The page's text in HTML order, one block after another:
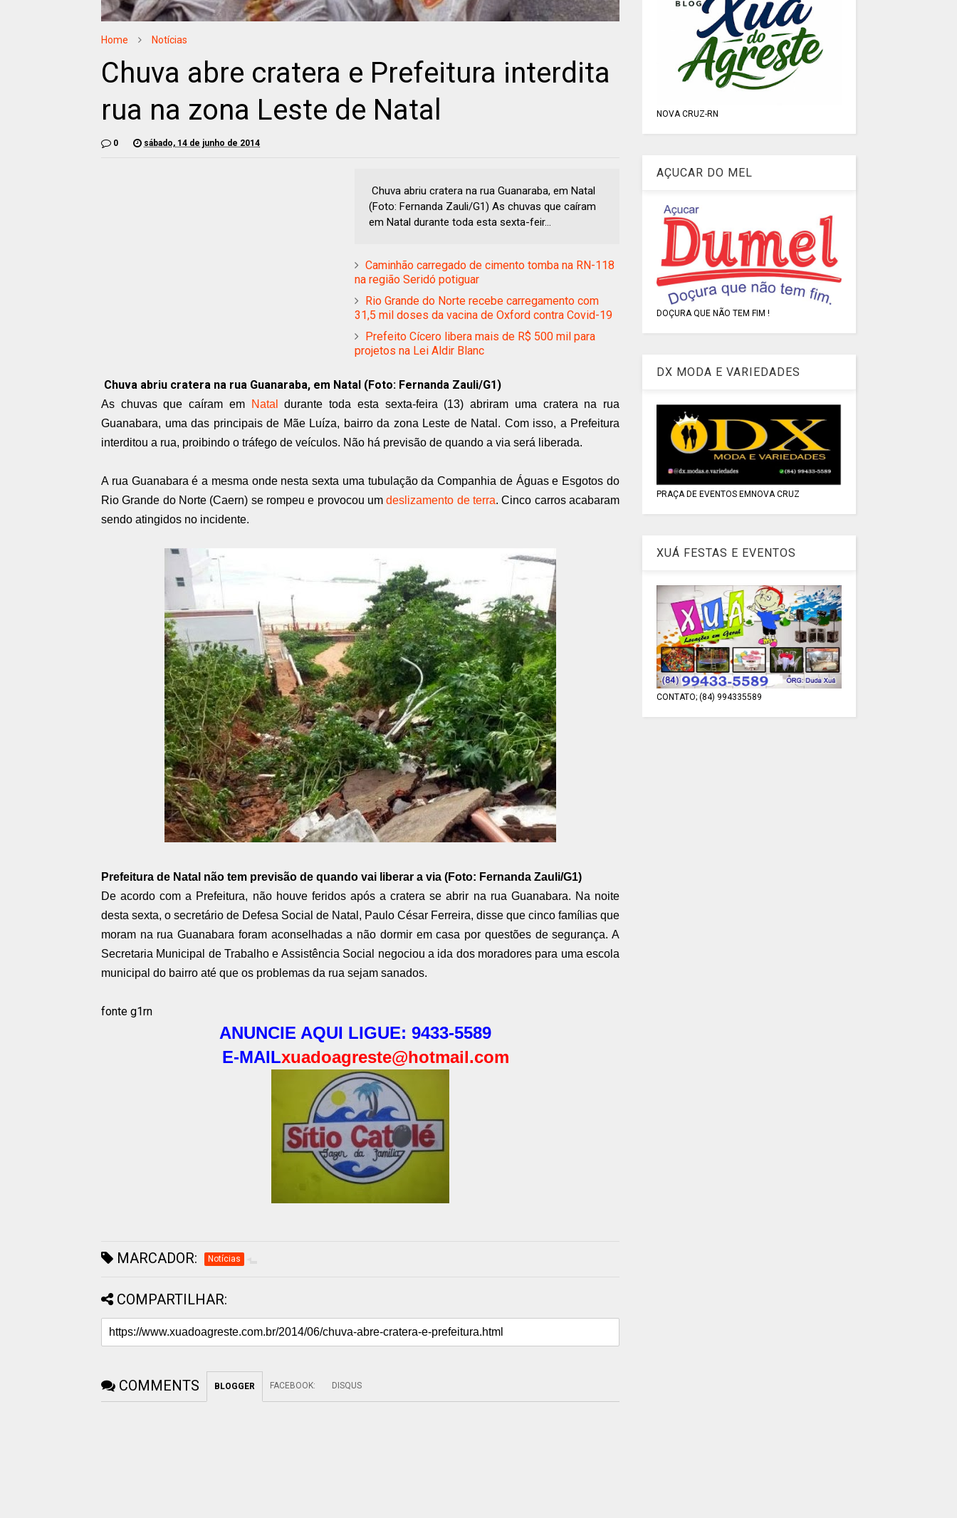
Home Notícias
Chuva abre cratera e Prefeitura interdita
rua na zona Leste de Natal
0 sábado, 14 de junho de 2014
Chuva abriu cratera na rua Guanaraba, em Natal
(Foto: Fernanda Zauli/G1) As chuvas que caíram
em Natal durante toda esta sexta-feir...
Caminhão carregado de cimento tomba na RN-118
na região Seridó potiguar
Rio Grande do Norte recebe carregamento com
31,5 mil doses da vacina de Oxford contra Covid-19
Prefeito Cícero libera mais de R$ 500 mil para
projetos na Lei Aldir Blanc
Chuva abriu cratera na rua Guanaraba, em Natal (Foto: Fernanda Zauli/G1)
As chuvas que caíram em Natal
durante toda esta sexta-feira (13) abriram uma cratera na rua
Guanabara, uma das principais de Mãe Luíza, bairro da zona Leste de Natal. Com isso, a Prefeitura
interditou a rua, proibindo o tráfego de veículos. Não há previsão de quando a via será liberada.
A rua Guanabara é a mesma onde nesta sexta uma tubulação da Companhia de Águas e Esgotos do
Rio Grande do Norte (Caern) se rompeu e provocou umdeslizamento de terra. Cinco carros acabaram
sendo atingidos no incidente.
Prefeitura de Natal não tem previsão de quando vai liberar a via (Foto: Fernanda Zauli/G1)
De acordo com a Prefeitura, não houve feridos após a cratera se abrir na rua Guanabara. Na noite
desta sexta, o secretário de Defesa Social de Natal, Paulo César Ferreira, disse que cinco famílias que
moram na rua Guanabara foram aconselhadas a não dormir em casa por questões de segurança. A
Secretaria Municipal de Trabalho e Assistência Social negociou a ida dos moradores para uma escola
municipal do bairro até que os problemas da rua sejam sanados.
fonte g1rn
ANUNCIE AQUI LIGUE: 9433-5589
E-MAILxuadoagreste@hotmail.com
MARCADOR: Notícias
COMPARTILHAR:
COMMENTS BLOGGER FACEBOOK: DISQUS
NOVA CRUZ-RN
AÇUCAR DO MEL
DOÇURA QUE NÃO TEM FIM !
DX MODA E VARIEDADES
PRAÇA DE EVENTOS EMNOVA CRUZ
XUÁ FESTAS E EVENTOS
CONTATO; (84) 994335589